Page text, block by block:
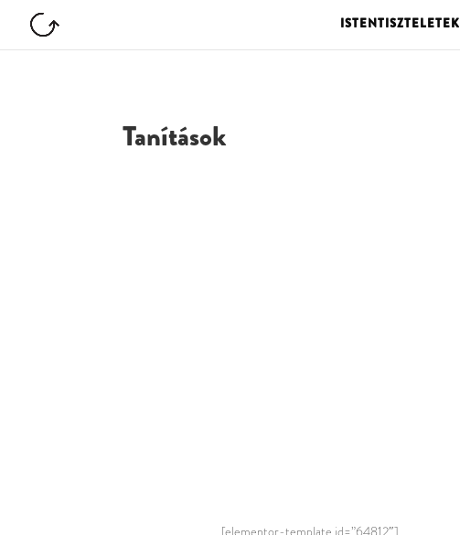
ISTENTISZTELETEK
Tanítások
[elementor-template id=”64812″]